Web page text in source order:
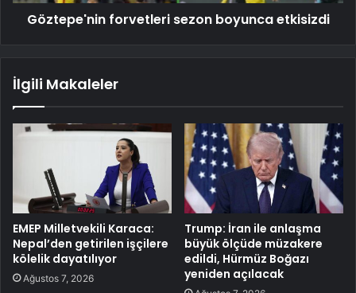
Göztepe'nin forvetleri sezon boyunca etkisizdi
İlgili Makaleler
EMEP Milletvekili Karaca:
Nepal’den getirilen işçilere
kölelik dayatılıyor
Ağustos 7, 2026
Trump: İran ile anlaşma
büyük ölçüde müzakere
edildi, Hürmüz Boğazı
yeniden açılacak